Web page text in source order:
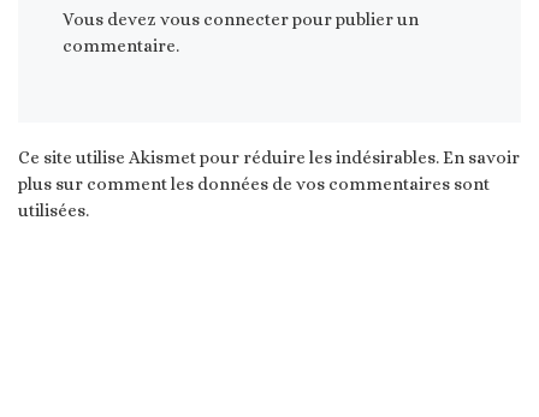
Vous devez vous connecterpour publier un
commentaire.
Ce site utilise Akismet pour réduire les indésirables.En savoir
plus sur comment les données de vos commentaires sont
utilisées.